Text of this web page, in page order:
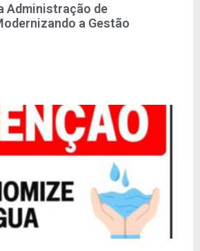
Administração de
a Gestão